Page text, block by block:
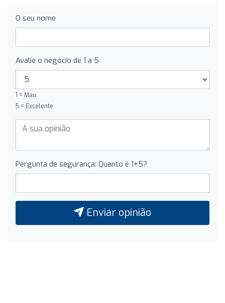
O seu nome
Avalie o negócio de 1 a 5
1 = Mau
5 = Excelente
Pergunta de segurança: Quanto é 1+5?
Enviar opinião